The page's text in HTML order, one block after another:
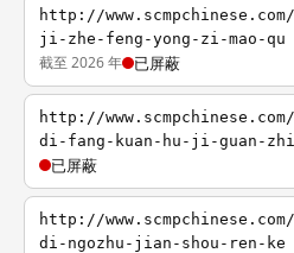
http://
ji-zhe-feng-yong-zi-mao-qu
截至 2026 年 已屏蔽
http://
di-fang-kuan-hu-ji-guan-zhi
已屏蔽
http://
di-ngozhu-jian-shou-ren-ke